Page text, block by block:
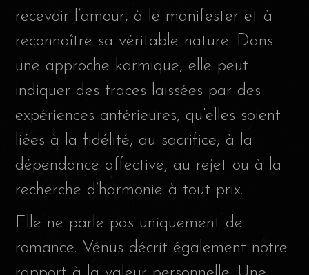
recevoir l’amour, à le manifester et à
reconnaître sa véritable nature. Dans
une approche karmique, elle peut
indiquer des traces laissées par des
expériences antérieures, qu’elles soient
liées à la fidélité, au sacrifice, à la
dépendance affective, au rejet ou à la
recherche d’harmonie à tout prix.
Elle ne parle pas uniquement de
romance. Vénus décrit également notre